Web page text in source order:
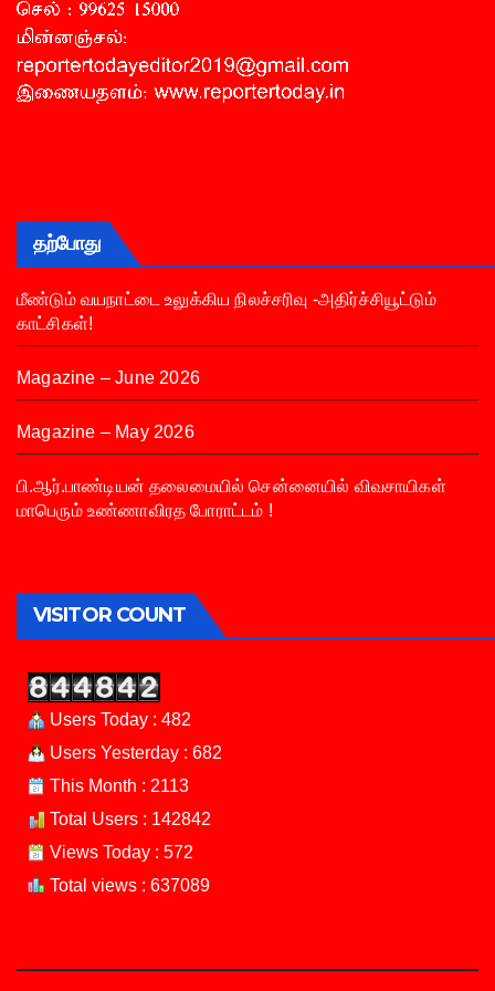
தற்போது
மீண்டும் வயநாட்டை உலுக்கிய நிலச்சரிவு -அதிர்ச்சியூட்டும்
காட்சிகள்!
Magazine – June 2026
Magazine – May 2026
பி.ஆர்.பாண்டியன் தலைமையில் சென்னையில் விவசாயிகள்
மாபெரும் உண்ணாவிரத போராட்டம் !
VISITOR COUNT
Users Today : 482
Users Yesterday : 682
This Month : 2113
Total Users : 142842
Views Today : 572
Total views : 637089